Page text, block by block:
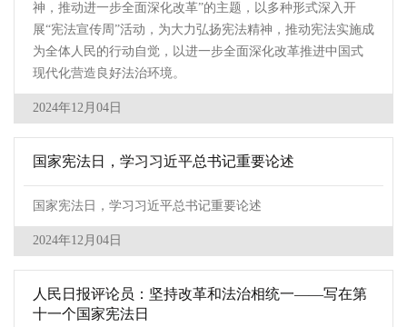
神，推动进一步全面深化改革”的主题，以多种形式深入开
展“宪法宣传周”活动，为大力弘扬宪法精神，推动宪法实施成
为全体人民的行动自觉，以进一步全面深化改革推进中国式
现代化营造良好法治环境。
2024年12月04日
国家宪法日，学习习近平总书记重要论述
国家宪法日，学习习近平总书记重要论述
2024年12月04日
人民日报评论员：坚持改革和法治相统一——写在第
十一个国家宪法日